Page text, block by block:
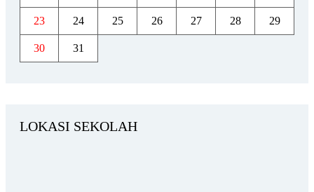
23 24 25 26 27 28 29
30 31
LOKASI SEKOLAH